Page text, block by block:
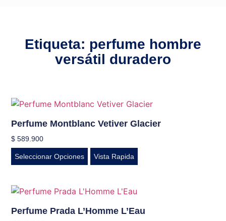
Etiqueta: perfume hombre
versátil duradero
Perfume Montblanc Vetiver Glacier
$ 589.900
Seleccionar Opciones Vista Rapida
Perfume Prada L’Homme L’Eau